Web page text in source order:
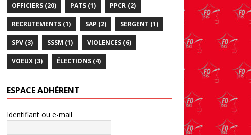
OFFICIERS(20) PATS(1) PPCR(2)
RECRUTEMENTS(1) SAP (2) SERGENT (1)
SPV(3) SSSM (1) VIOLENCES(6)
VOEUX(3) ÉLECTIONS(4)
ESPACE ADHÉRENT
Identifiant ou e-mail